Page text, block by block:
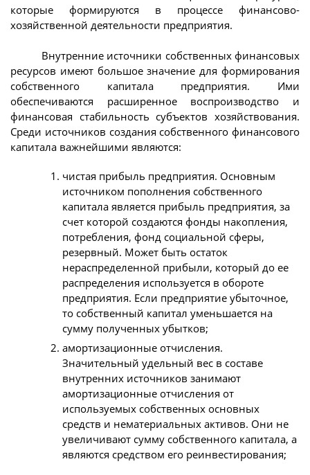
которые формируются в процессе финансово-
хозяйственной деятельности предприятия.
Внутренние источники собственных финансовых
ресурсов имеют большое значение для формирования
собственного капитала предприятия. Ими
обеспечиваются расширенное воспроизводство и
финансовая стабильность субъектов хозяйствования.
Среди источников создания собственного финансового
капитала важнейшими являются:
чистая прибыль предприятия. Основным
источником пополнения собственного
капитала является прибыль предприятия, за
счет которой создаются фонды накопления,
потребления, фонд социальной сферы,
резервный. Может быть остаток
нераспределенной прибыли, который до ее
распределения используется в обороте
предприятия. Если предприятие убыточное,
то собственный капитал уменьшается на
сумму полученных убытков;
амортизационные отчисления.
Значительный удельный вес в составе
внутренних источников занимают
амортизационные отчисления от
используемых собственных основных
средств и нематериальных активов. Они не
увеличивают сумму собственного капитала, а
являются средством его реинвестирования;